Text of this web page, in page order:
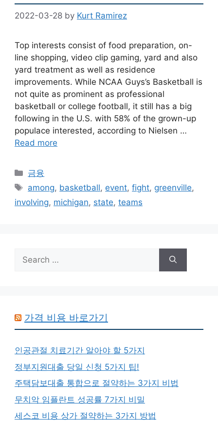
2022-03-28 by Kurt Ramirez
Top interests consist of food preparation, on-
line shopping, video clip gaming, yard and also
yard treatment as well as residence
improvements. While NCAA Guys’s Basketball is
not quite as prominent as professional
basketball or college football, it still has a big
following in the U.S. with 58% of the grown-up
populace interested, according to Nielsen …
Read more
Categories
금융
Tags
among, basketball, event,fight, greenville,
involving, michigan, state, teams
Search
for:
가격 비용 바로가기
인공관절 치료기간 알아야 할 5가지
정부지원대출 당일 신청 5가지 팁!
주택담보대출 통합으로 절약하는 3가지 비법
무치악 임플란트 성공률 7가지 비밀
세스코 비용 상가 절약하는 3가지 방법